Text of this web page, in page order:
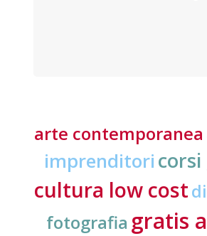
arte contemporanea
imprenditori
cultura low cost
fotografia gratis